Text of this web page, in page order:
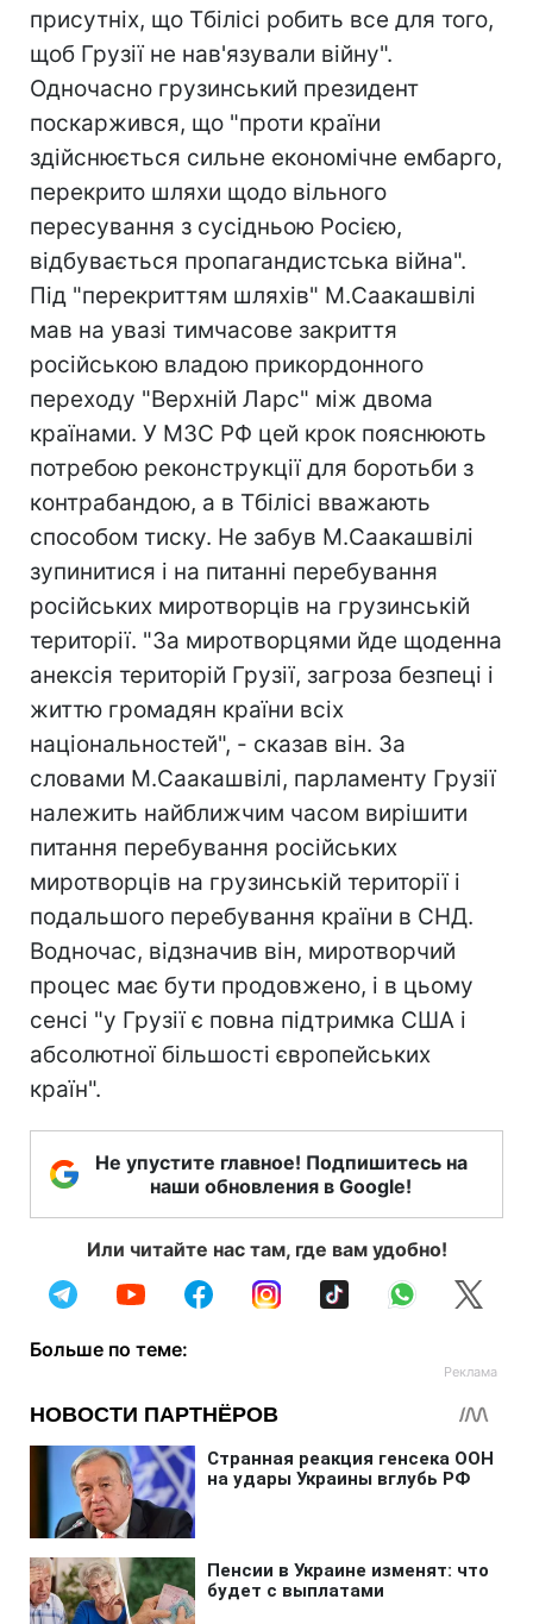
присутніх, що Тбілісі робить все для того,
щоб Грузії не нав'язували війну".
Одночасно грузинський президент
поскаржився, що "проти країни
здійснюється сильне економічне ембарго,
перекрито шляхи щодо вільного
пересування з сусідньою Росією,
відбувається пропагандистська війна".
Під "перекриттям шляхів" М.Саакашвілі
мав на увазі тимчасове закриття
російською владою прикордонного
переходу "Верхній Ларс" між двома
країнами. У МЗС РФ цей крок пояснюють
потребою реконструкції для боротьби з
контрабандою, а в Тбілісі вважають
способом тиску. Не забув М.Саакашвілі
зупинитися і на питанні перебування
російських миротворців на грузинській
території. "За миротворцями йде щоденна
анексія територій Грузії, загроза безпеці і
життю громадян країни всіх
національностей", - сказав він. За
словами М.Саакашвілі, парламенту Грузії
належить найближчим часом вирішити
питання перебування російських
миротворців на грузинській території і
подальшого перебування країни в СНД.
Водночас, відзначив він, миротворчий
процес має бути продовжено, і в цьому
сенсі "у Грузії є повна підтримка США і
абсолютної більшості європейських
країн".
Не упустите главное! Подпишитесь на
наши обновления в Google!
Или читайте нас там, где вам удобно!
Больше по теме: